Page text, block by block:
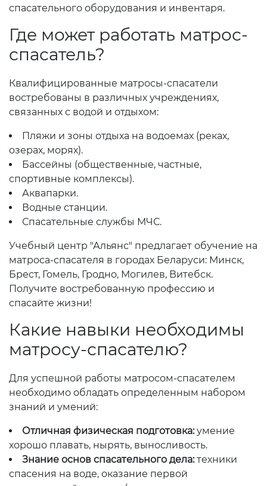
спасательного оборудования и инвентаря.
Где может работать матрос-
спасатель?
Квалифицированные матросы-спасатели
востребованы в различных учреждениях,
связанных с водой и отдыхом:
Пляжи и зоны отдыха на водоемах (реках,
озерах, морях).
Бассейны (общественные, частные,
спортивные комплексы).
Аквапарки.
Водные станции.
Спасательные службы МЧС.
Учебный центр "Альянс" предлагает обучение на
матроса-спасателя в городах Беларуси: Минск,
Брест, Гомель, Гродно, Могилев, Витебск.
Получите востребованную профессию и
спасайте жизни!
Какие навыки необходимы
матросу-спасателю?
Для успешной работы матросом-спасателем
необходимо обладать определенным набором
знаний и умений:
Отличная физическая подготовка:умение
хорошо плавать, нырять, выносливость.
Знание основ спасательного дела:техники
спасения на воде, оказание первой